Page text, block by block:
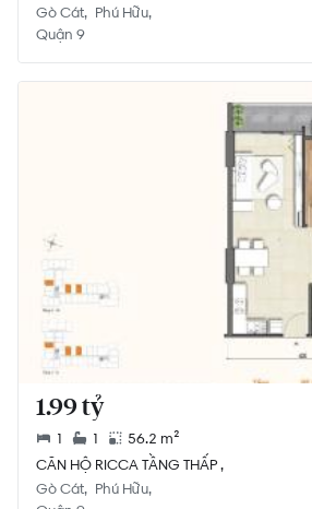
Gò Cát
Phú Hữu
Quận 9
1.99 tỷ
1 1
56.2 m²
CĂN HỘ RICCA TẦNG THẤP ,
Gò Cát
Phú Hữu